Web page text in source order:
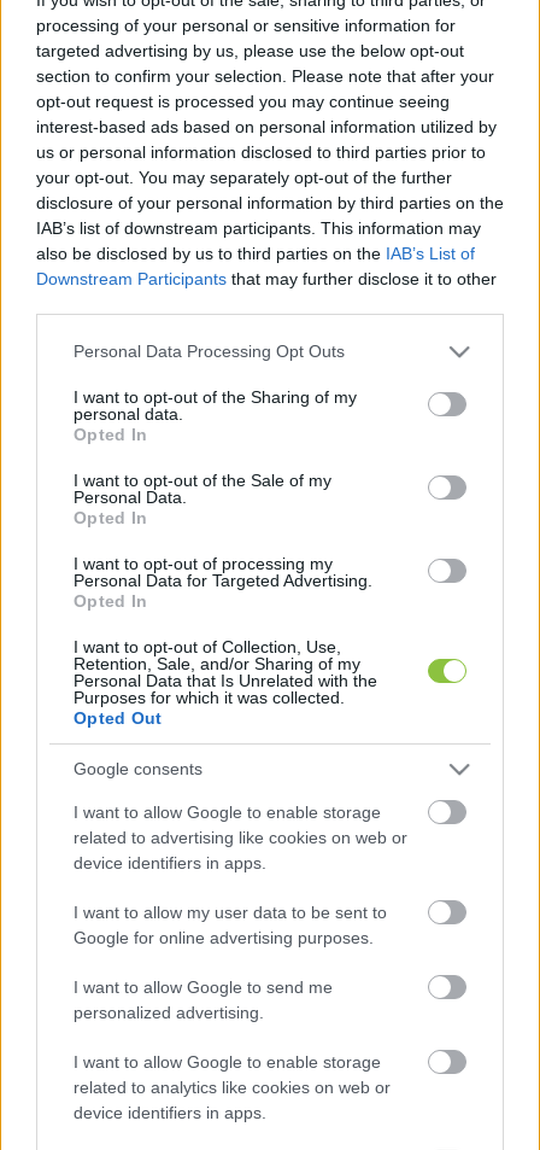
processing of your personal or sensitive information for
targeted advertising by us, please use the below opt-out
section to confirm your selection. Please note that after your
opt-out request is processed you may continue seeing
interest-based ads based on personal information utilized by
us or personal information disclosed to third parties prior to
your opt-out. You may separately opt-out of the further
disclosure of your personal information by third parties on the
IAB’s list of downstream participants. This information may
also be disclosed by us to third parties on the IAB’s List of
Downstream Participants that may further disclose it to other
Please note that this website/app uses one or more Google
not limited to your visit or usage behaviour. You may click to
grant or deny consent to Google and its third-party tags to
use your data for below specified purposes in below Google
consent section.
Personal Data Processing Opt Outs
I want to opt-out of the Sharing of my
personal data.
Opted In
I want to opt-out of the Sale of my
Personal Data.
Opted In
I want to opt-out of processing my
Personal Data for Targeted Advertising.
Opted In
I want to opt-out of Collection, Use,
Retention, Sale, and/or Sharing of my
Personal Data that Is Unrelated with the
Purposes for which it was collected.
Opted Out
Google consents
I want to allow Google to enable storage
related to advertising like cookies on web or
device identifiers in apps.
I want to allow my user data to be sent to
Google for online advertising purposes.
I want to allow Google to send me
personalized advertising.
I want to allow Google to enable storage
related to analytics like cookies on web or
device identifiers in apps.
A hétfő reggel benyújtott kormánypárti
törvényjavaslat a gyermekek védelmére
hivatkozva módosítana több jogszabályt. A
gyülekezési jogról szólót kiegészítené azzal,
hogy tilos az olyan gyűlés, amely a gyermekek
védelméről szóló törvényben meghatározott
tilalmat sért – foglalja össze a 24.hu.
Hétfő este pedig Hende Csaba összegző
módosító javaslatot nyújtott be a gyülekezési
törvény módosításáról szóló törvényjavaslathoz.
alelnökének módosító javaslata szerint
a gyülekezési törvény további módosítása is
az annak megtartását megelőző legfeljebb
egy hónappal megelőzően legyen
bejelenthető.
Az időpontok és törvénymódosítások
ECSUP SHORTS